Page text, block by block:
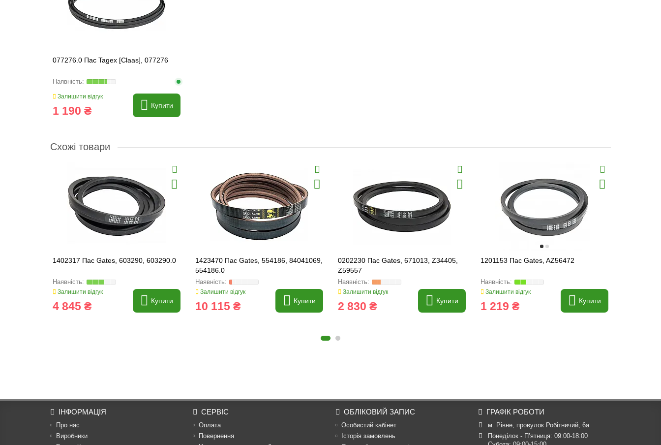
077276.0 Пас Tagex [Claas], 077276
Залишити відгук
1 190 ₴ Купити
Схожі товари
1402317 Пас Gates, 603290, 603290.0
Залишити відгук
4 845 ₴ Купити
1423470 Пас Gates, 554186, 84041069,
554186.0
Залишити відгук
10 115 ₴ Купити
0202230 Пас Gates, 671013, Z34405,
Z59557
Залишити відгук
2 830 ₴ Купити
1201153 Пас Gates, AZ56472
Залишити відгук
1 219 ₴ Купити
ІНФОРМАЦІЯ
Про нас
Виробники
СЕРВІС
Оплата
Повернення
ОБЛІКОВИЙ ЗАПИС
Особистий кабінет
Історія замовлень
ГРАФІК РОБОТИ
м. Рівне, провулок Робітничий, 6а
Понеділок - П’ятниця: 09:00-18:00